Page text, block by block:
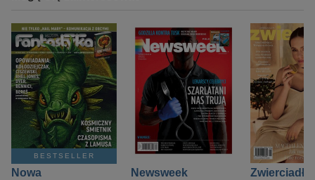
BESTSELLER
Nowa
Newsweek
Zwierciadło